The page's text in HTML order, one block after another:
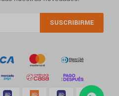
SUSCRIBIRME